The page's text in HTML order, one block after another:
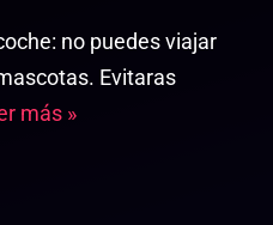
no puedes viajar
Evitaras
más »